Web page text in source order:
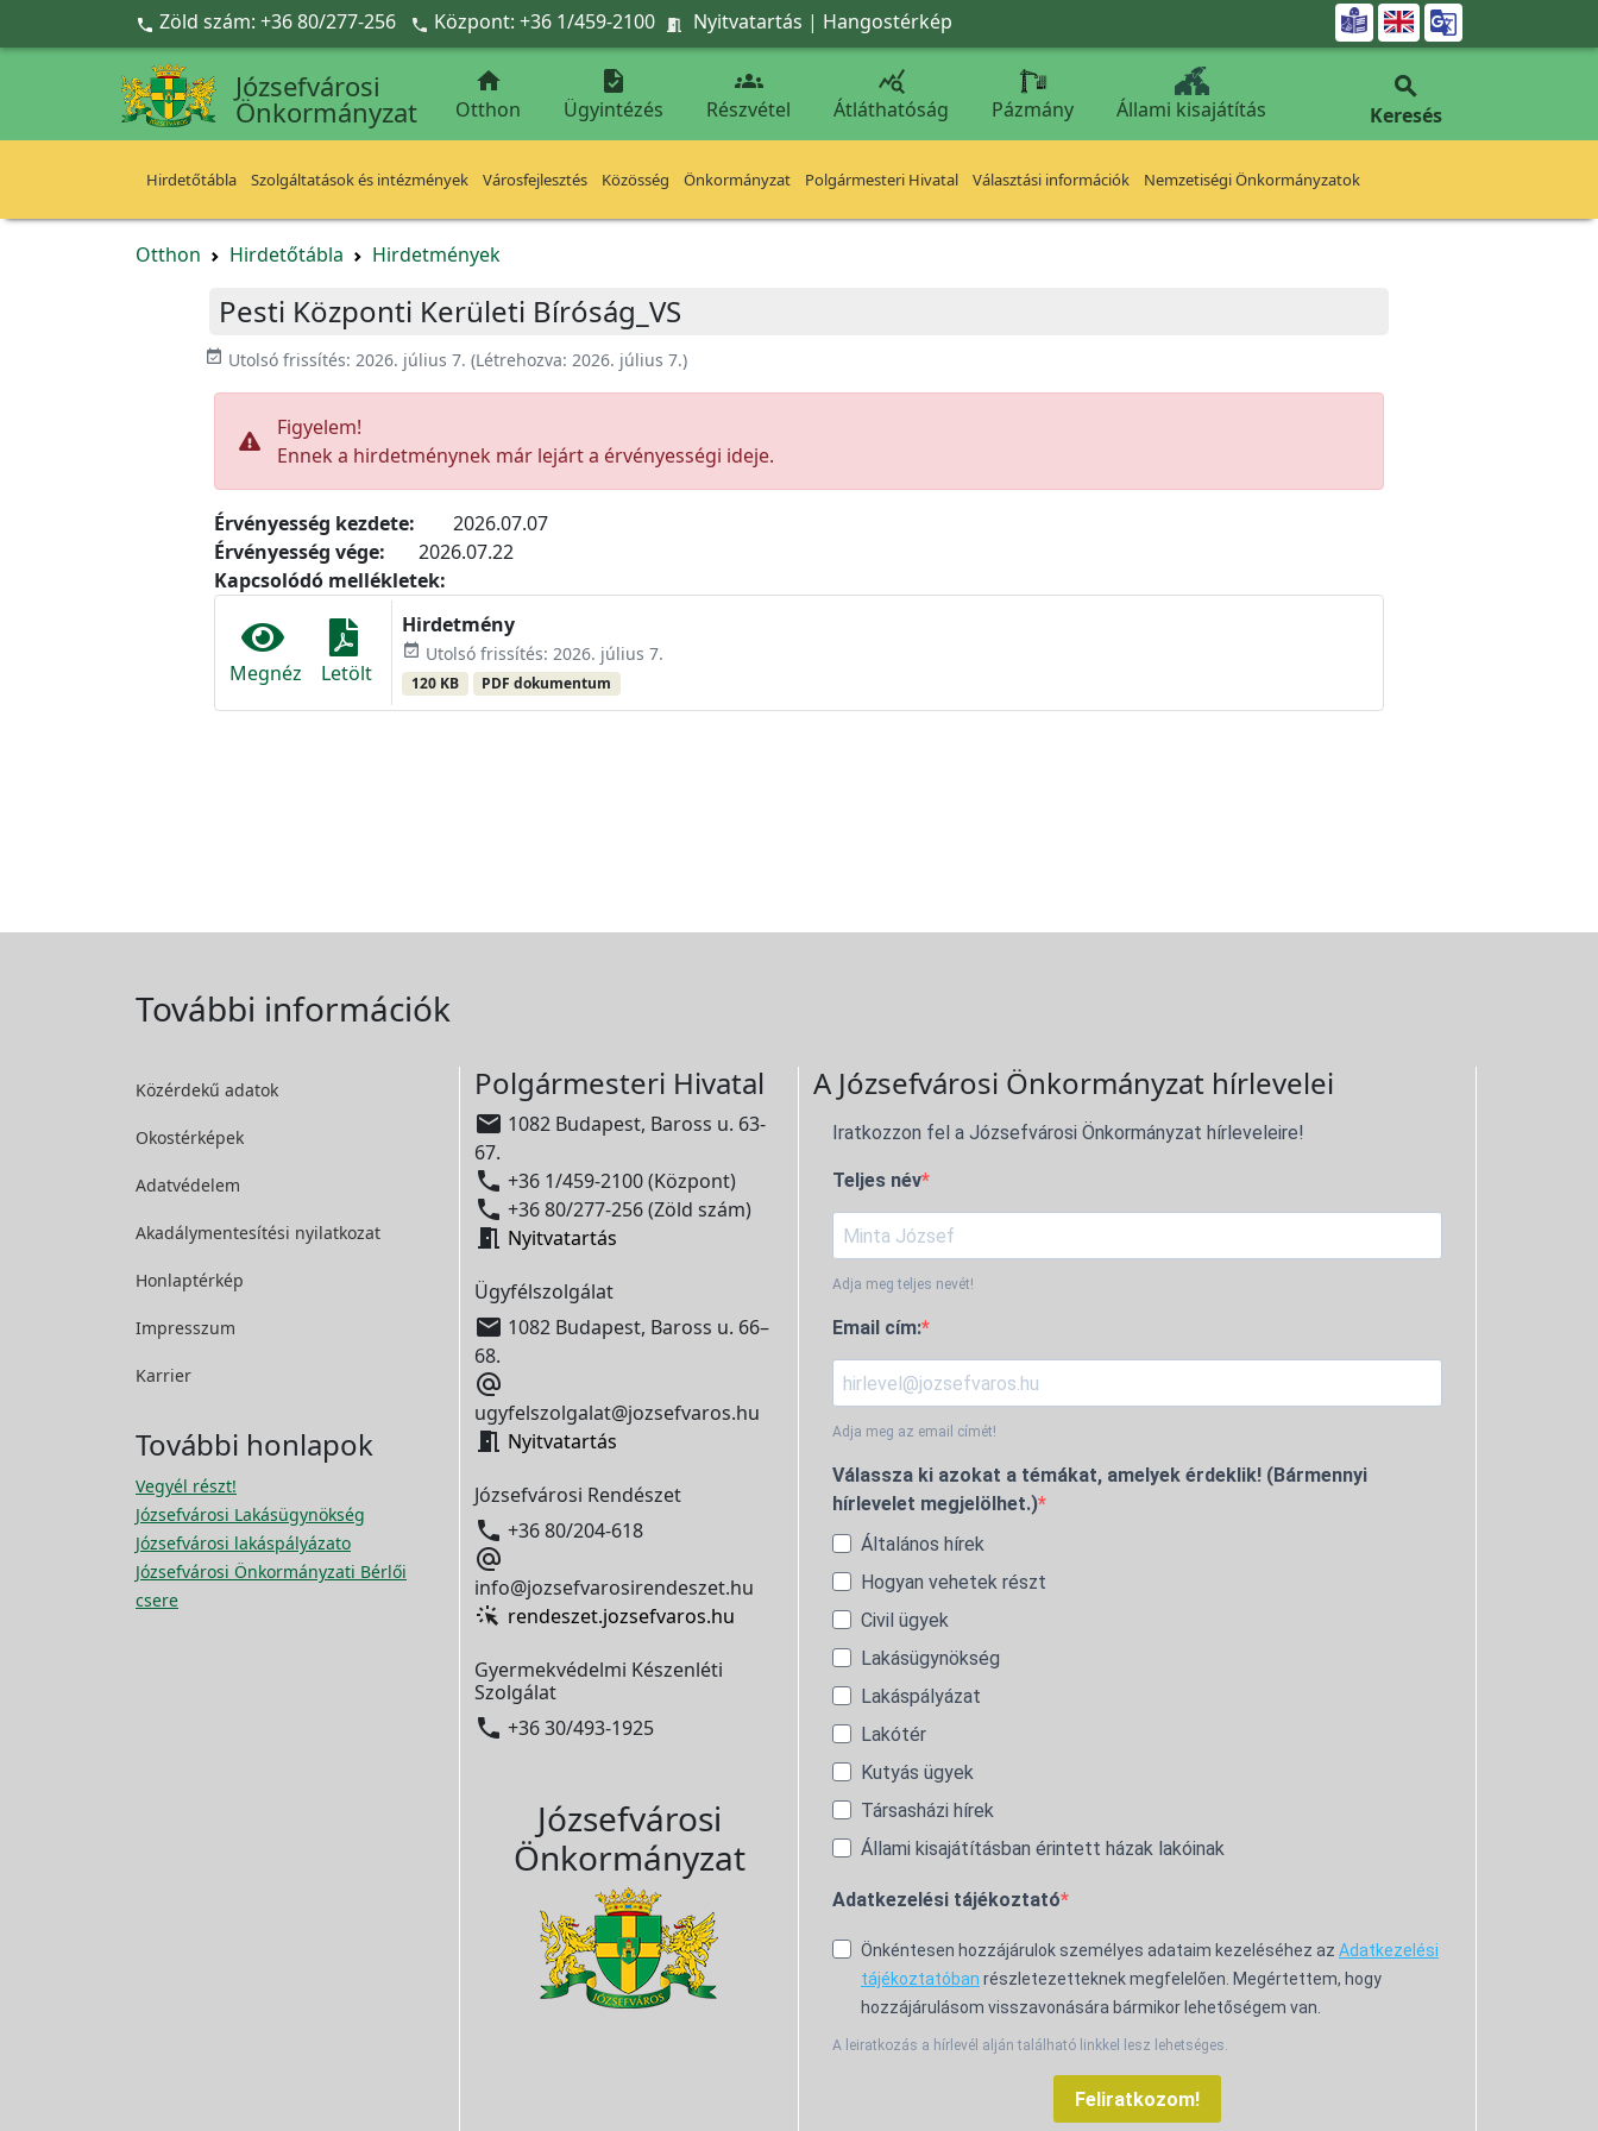
Ugrás a fő tartalomra
 Zöld szám: +36 80/277-256  Központ: +36 1/459-2100  Nyitvatartás | Hangostérkép 
Józsefvárosi
Önkormányzat

Otthon

Ügyintézés

Részvétel

Átláthatóság Pázmány Állami kisajátítás

Keresés
Hirdetőtábla Szolgáltatások és intézmények Városfejlesztés Közösség Önkormányzat Polgármesteri Hivatal Választási információk Nemzetiségi Önkormányzatok
Otthon Hirdetőtábla Hirdetmények
Pesti Központi Kerületi Bíróság_VS
event_available Utolsó frissítés: 2026. július 7. (Létrehozva: 2026. július 7.)
Figyelem!
Ennek a hirdetménynek már lejárt a érvényességi ideje.
Érvényesség kezdete:
2026.07.07
Érvényesség vége:
2026.07.22
Kapcsolódó mellékletek:
Megnéz Letölt
Hirdetmény
event_available Utolsó frissítés: 2026. július 7.
120 KB PDF dokumentum
További információk
Közérdekű adatok
Okostérképek
Adatvédelem
Akadálymentesítési nyilatkozat
Honlaptérkép
Impresszum
Karrier
További honlapok
Vegyél részt!
Józsefvárosi Lakásügynökség
Józsefvárosi lakáspályázato
Józsefvárosi Önkormányzati Bérlői
csere
Polgármesteri Hivatal
 1082 Budapest, Baross u. 63-
67.
 +36 1/459-2100 (Központ)
 +36 80/277-256 (Zöld szám)
 Nyitvatartás
Ügyfélszolgálat
 1082 Budapest, Baross u. 66–
68.

ugyfelszolgalat@jozsefvaros.hu
 Nyitvatartás
Józsefvárosi Rendészet
 +36 80/204-618

info@jozsefvarosirendeszet.hu
rendeszet.jozsefvaros.hu
Gyermekvédelmi Készenléti
Szolgálat
 +36 30/493-1925
Józsefvárosi
Önkormányzat
A Józsefvárosi Önkormányzat hírlevelei
Iratkozzon fel a Józsefvárosi Önkormányzat hírleveleire!
Teljes név
Adja meg teljes nevét!
Email cím:
Adja meg az email címét!
Válassza ki azokat a témákat, amelyek érdeklik! (Bármennyi
hírlevelet megjelölhet.)
Általános hírek
Hogyan vehetek részt
Civil ügyek
Lakásügynökség
Lakáspályázat
Lakótér
Kutyás ügyek
Társasházi hírek
Állami kisajátításban érintett házak lakóinak
Adatkezelési tájékoztató
Önkéntesen hozzájárulok személyes adataim kezeléséhez az Adatkezelési
tájékoztatóban részletezetteknek megfelelően. Megértettem, hogy
hozzájárulásom visszavonására bármikor lehetőségem van.
A leiratkozás a hírlevél alján található linkkel lesz lehetséges.
Feliratkozom!